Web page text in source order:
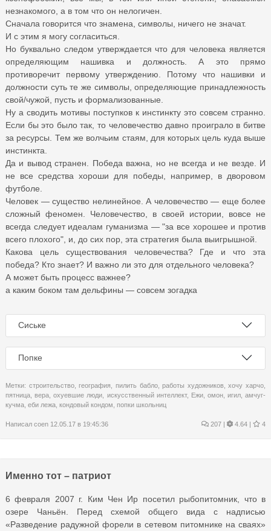
незнакомого, а в том что он нелогичен.
Сначала говорится что знамена, символы, ничего не значат.
И с этим я могу согласиться.
Но буквально следом утверждается что для человека является
определяющим нашивка и должность. А это прямо
противоречит первому утверждению. Потому что нашивки и
должности суть те же символы, определяющие принадлежность
свой/чужой, пусть и формализованные.
Ну а сводить мотивы поступков к инстинкту это совсем странно.
Если бы это было так, то человечество давно проиграло в битве
за ресурсы. Тем же волчьим стаям, для которых цель куда выше
инстинкта.
Да и вывод странен. Победа важна, но не всегда и не везде. И
не все средства хороши для победы, например, в дворовом
футболе.
Человек — существо нелинейное. А человечество — еще более
сложный феномен. Человечество, в своей истории, вовсе не
всегда следует идеалам гуманизма — "за все хорошее и против
всего плохого", и, до сих пор, эта стратегия была выигрышной.
Какова цель существования человечества? Где и что эта
победа? Кто знает? И важно ли это для отдельного человека?
А может быть процесс важнее?
а каким боком там дельфины — совсем зогадка
Сиське
Попке
Метки: строительство,география пилить бабло,работы художников,хочу харчо
пятница ,вера ,охуевшие люди искусственный интеллект, Ежи, омон, игил ,амчуг-
кучма еби лежа кондовый кондом попки школьниц
Написал coen 12.05.17 в 19:45:36 207 | 4.64 | 4
Именно тот – патриот
6 февраля 2007 г. Ким Чен Ир посетил рыбопитомник, что в
озере Чаньён. Перед схемой общего вида с надписью
«Разведение радужной форели в сетевом питомнике на сваях»